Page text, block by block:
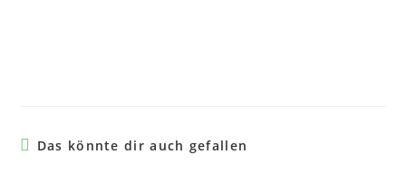
Das könnte dir auch gefallen